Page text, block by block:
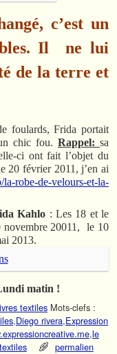
c’est un
Il ne lui
de la terre et
foulards, Frida portait
chic fou. Rappel: sa
ci ont fait l’objet du
20 février 2011, j’en ai
robe-de-velours-et-la-
Kahlo : Les 18 et le
novembre 20011, le 10
2013.
matin !
textiles Mots-clefs :
,Diego rivera,Expression
,le
permalien